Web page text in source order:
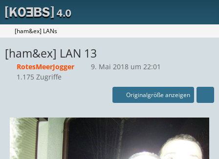
[ham&ex] LANs
[ham&ex] LAN 13
RotesMeerJogger
9. Mai 2018 um 22:01
1.175 Zugriffe
Originalgröße anzeigen